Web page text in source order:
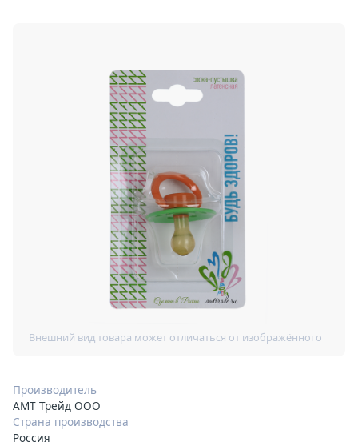
Производитель
АМТ Трейд ООО
Страна производства
Россия